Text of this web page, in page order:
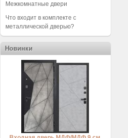
Межкомнатные двери
Что входит в комплекте с
металлической дверью?
Новинки